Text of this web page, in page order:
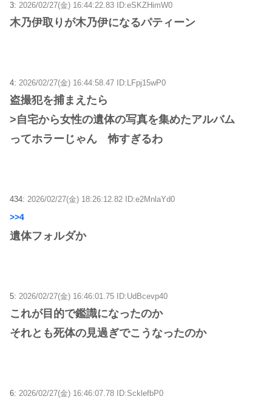
3: 2026/02/27(金) 16:44:22.83 ID:eSKZHimW0
木乃伊取りが木乃伊になるパティーン
4: 2026/02/27(金) 16:44:58.47 ID:LFpj15wP0
盗撮犯を捕まえたら
>自宅から女性の遺体の写真を集めたアルバム
ってホラーじゃん 怖すぎるわ
434: 2026/02/27(金) 18:26:12.82 ID:e2MnlaYd0
>>4
遺体フォルダか
5: 2026/02/27(金) 16:46:01.75 ID:UdBcevp40
これが目的で鑑識になったのか
それとも死体の見過ぎでこうなったのか
6: 2026/02/27(金) 16:46:07.78 ID:ScklefbP0